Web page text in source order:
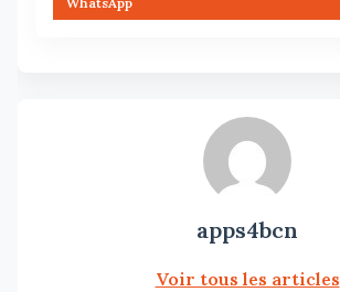
apps4bcn
Voir tous les articles